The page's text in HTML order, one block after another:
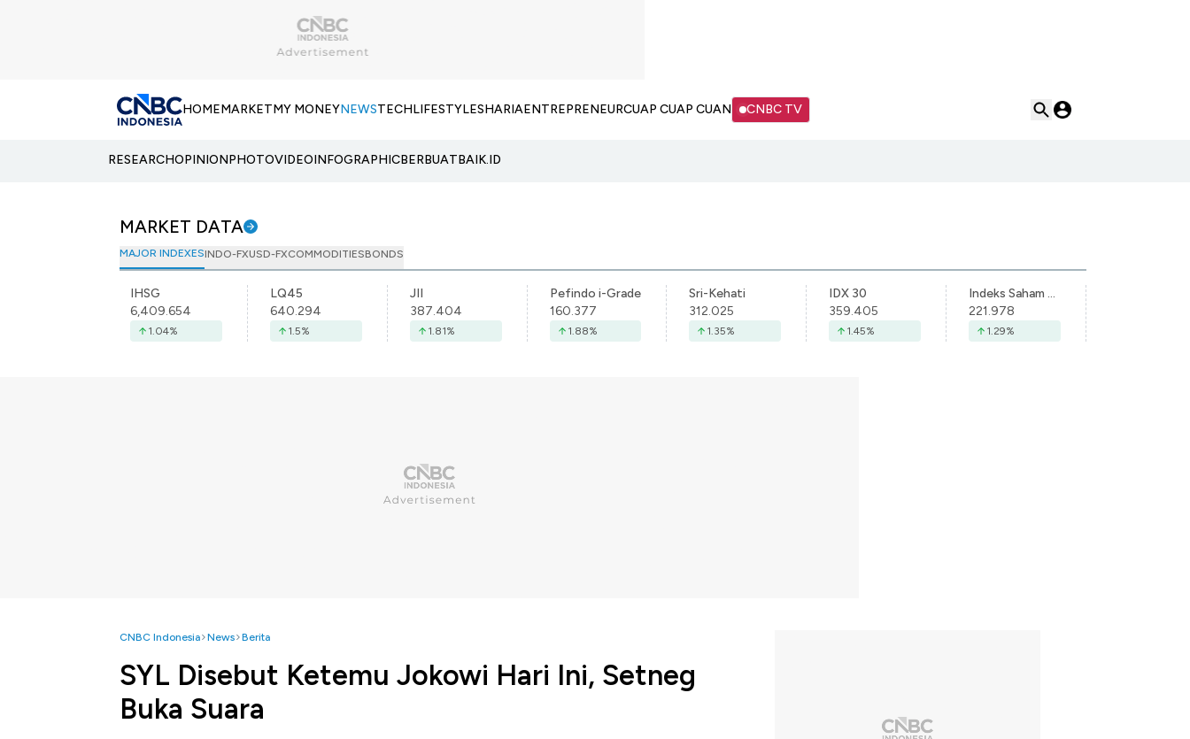
HOMEMARKETMY MONEYNEWSTECHLIFESTYLESHARIAENTREPRENEURCUAP CUAP CUAN CNBC TV
RESEARCHOPINIONPHOTOVIDEOINFOGRAPHICBERBUATBAIK.ID
MARKET DATA
MAJOR INDEXESINDO-FXUSD-FXCOMMODITIESBONDS
IHSG
6,409.654
1.04%
LQ45
640.294
1.5%
JII
387.404
1.81%
Pefindo i-Grade
160.377
1.88%
Sri-Kehati
312.025
1.35%
IDX 30
359.405
1.45%
Indeks Saham Syariah Indonesia
221.978
1.29%
CNBC Indonesia News Berita
SYL Disebut Ketemu Jokowi Hari Ini, Setneg
Buka Suara